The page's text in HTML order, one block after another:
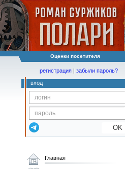
Оценки посетителя
регистрация | забыли пароль?
вход
OK
Главная